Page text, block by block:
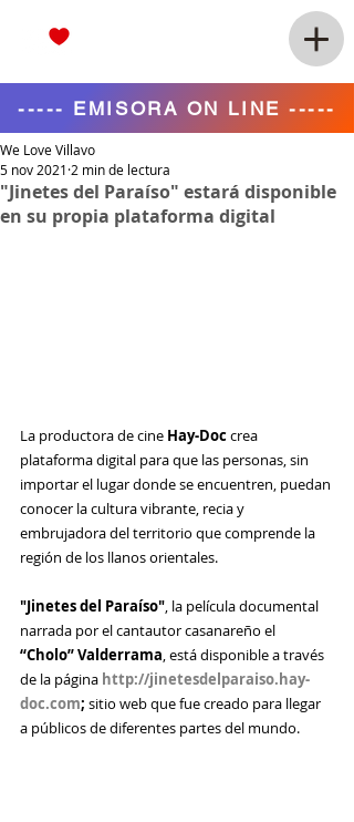
----- EMISORA ON LINE -----
"Jinetes del Paraíso" estará disponible
en su propia plataforma digital
We Love Villavo
5 nov 2021 2 min de lectura
La productora de cine Hay-Doc crea
plataforma digital para que las personas, sin
importar el lugar donde se encuentren, puedan
conocer la cultura vibrante, recia y
embrujadora del territorio que comprende la
región de los llanos orientales.
"Jinetes del Paraíso", la película documental
narrada por el cantautor casanareño el
“Cholo” Valderrama, está disponible a través
de la página http://jinetesdelparaiso.hay-
doc.com; sitio web que fue creado para llegar
a públicos de diferentes partes del mundo.